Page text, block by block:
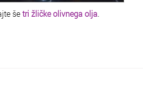
šetri žličke olivnega olja.